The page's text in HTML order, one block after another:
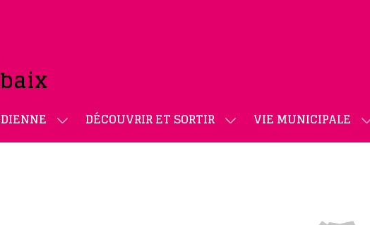
DÉCOUVRIR ET SORTIR VIE MUNICIPALE